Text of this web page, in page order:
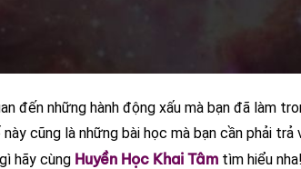
đến những hành động xấu mà bạn đã làm
cũng là những bài học mà bạn cần phải trả
hãy cùng Huyền Học Khai Tâm tìm hiểu nha!